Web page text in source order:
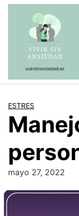
Saltar
contenido
ESTRES
mayo 27, 2022